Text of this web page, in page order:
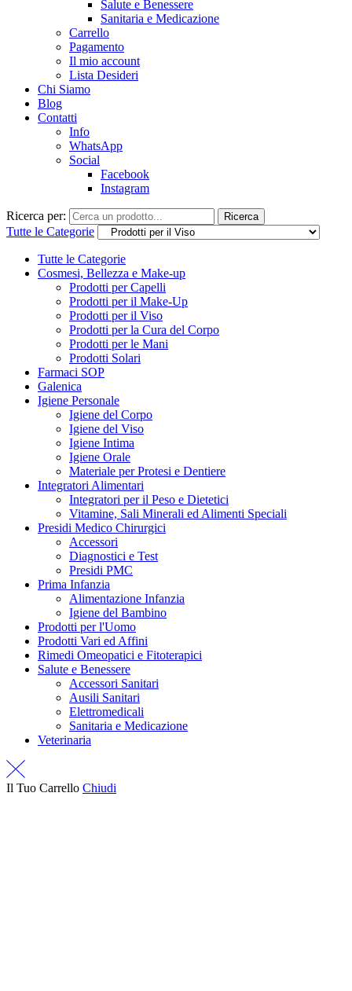
Salute e Benessere
Sanitaria e Medicazione
Carrello
Pagamento
Il mio account
Lista Desideri
Chi Siamo
Blog
Contatti
Info
WhatsApp
Social
Facebook
Instagram
Ricerca per: Ricerca
Tutte le Categorie
Tutte le Categorie
Cosmesi, Bellezza e Make-up
Prodotti per Capelli
Prodotti per il Make-Up
Prodotti per il Viso
Prodotti per la Cura del Corpo
Prodotti per le Mani
Prodotti Solari
Farmaci SOP
Galenica
Igiene Personale
Igiene del Corpo
Igiene del Viso
Igiene Intima
Igiene Orale
Materiale per Protesi e Dentiere
Integratori Alimentari
Integratori per il Peso e Dietetici
Vitamine, Sali Minerali ed Alimenti Speciali
Presidi Medico Chirurgici
Accessori
Diagnostici e Test
Presidi PMC
Prima Infanzia
Alimentazione Infanzia
Igiene del Bambino
Prodotti per l'Uomo
Prodotti Vari ed Affini
Rimedi Omeopatici e Fitoterapici
Salute e Benessere
Accessori Sanitari
Ausili Sanitari
Elettromedicali
Sanitaria e Medicazione
Veterinaria
Il Tuo Carrello Chiudi